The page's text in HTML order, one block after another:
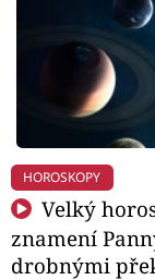
HOROSKOPY
Velký
znamení
drobnými